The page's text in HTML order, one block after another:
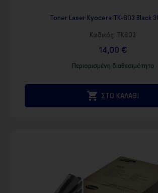
Toner Laser Kyocera TK-603 Black
Κωδικός: TK603
14,00 €
Περιορισμένη διαθεσιμότητα
 ΣΤΟ ΚΑΛΑΘΙ